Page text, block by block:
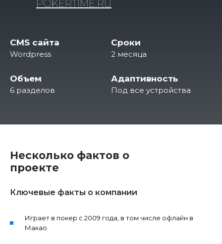
POKERTIME.RU
CMS сайта
Wordpress
Сроки
2 месяца
Объем
6 разделов
Адаптивность
Под все устройства
Несколько фактов о
проекте
Ключевые факты о компании
Играет в покер с 2009 года, в том числе офлайн в
Макао